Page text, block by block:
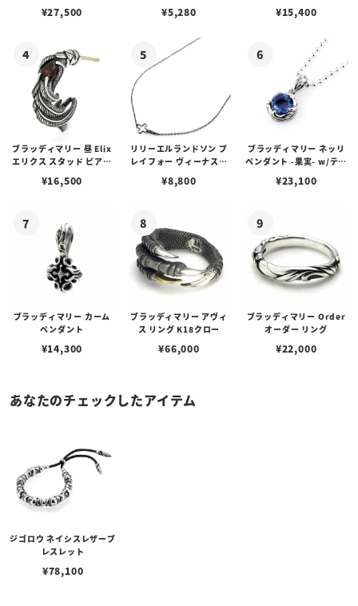
¥27,500 ¥5,280
ブスタークラスプ＆LTロ
¥15,400
ブラッディマリー 昼 Elix
エリクス スタッド ピアス
¥16,500
リリーエルランドソン プ
レイフォー ヴィーナスチ
¥8,800
ブラッディマリー ネッリ
ペンダント -果実- w/ティ
¥23,100
ブラッディマリー カーム
ペンダント
¥14,300
ブラッディマリー アヴィ
ス リング K18クロー
¥66,000
ブラッディマリー Order
オーダー リング
¥22,000
あなたのチェックしたアイテム
ジゴロウ ネイシスレザーブ
レスレット
¥78,100